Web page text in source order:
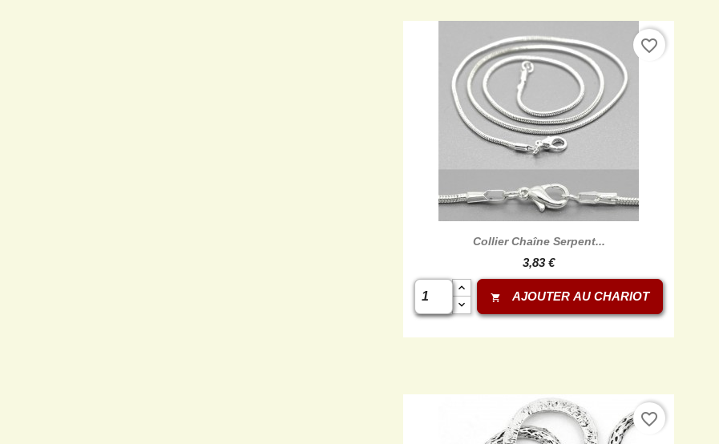
Aperçu rapide
Collier Chaîne Serpent...
3,83 €
shopping_cart AJOUTER AU CHARIOT
favorite_border
favorite_border